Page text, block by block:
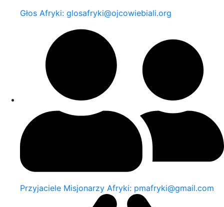
Głos Afryki: glosafryki@ojcowiebiali.org
Przyjaciele Misjonarzy Afryki: pmafryki@gmail.com